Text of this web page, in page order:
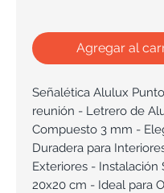
Agregar al
Señalética Alulux
reunión - Letrero de
Compuesto 3 mm -
Duradera para
Exteriores - Instalación
20x20 cm - Ideal para